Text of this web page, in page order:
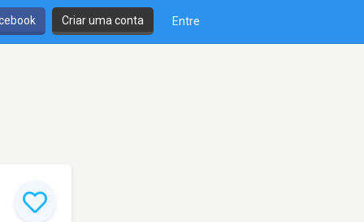
Criar uma conta Entre